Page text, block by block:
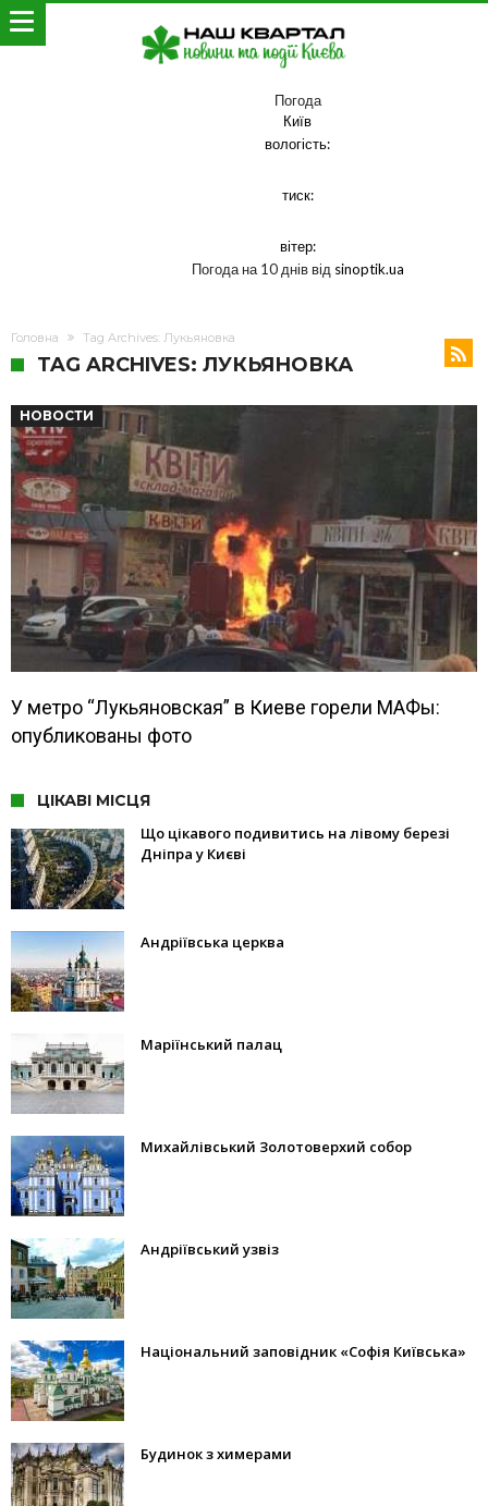
Погода
Київ
вологість:
тиск:
вітер:
Погода на 10 днів від sinoptik.ua
Головна Tag Archives: Лукьяновка
TAG ARCHIVES: ЛУКЬЯНОВКА
НОВОСТИ
У метро “Лукьяновская” в Киеве горели МАФы:
опубликованы фото
ЦІКАВІ МІСЦЯ
Що цікавого подивитись на лівому березі
Дніпра у Києві
Андріївська церква
Маріїнський палац
Михайлівський Золотоверхий собор
Андріївський узвіз
Національний заповідник «Софія Київська»
Будинок з химерами